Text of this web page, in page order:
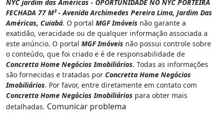
NYC jardim das Américas - OPORTUNIDADE NO NYC PORTEIRA
FECHADA 77 M² - Avenida Archimedes Pereira Lima, Jardim Das
Américas, Cuiabá. O portal MGF Imóveis não garante a
exatidão, veracidade ou de qualquer informação associada a
este anúncio. O portal MGF Imóveis não possui controle sobre
o conteúdo, que foi criado e é de responsabilidade de
Concretta Home Negócios Imobiliários. Todas as informações
são fornecidas e tratadas por Concretta Home Negócios
Imobiliários. Por favor, entre diretamente em contato com
Concretta Home Negócios Imobiliários para obter mais
detalhadas. Comunicar problema